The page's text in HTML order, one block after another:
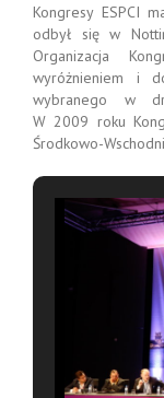
Kongresy ESPCI
odbył się w
Organizacja
wyróżnieniem i
wybranego w
W 2009 roku
Środkowo-